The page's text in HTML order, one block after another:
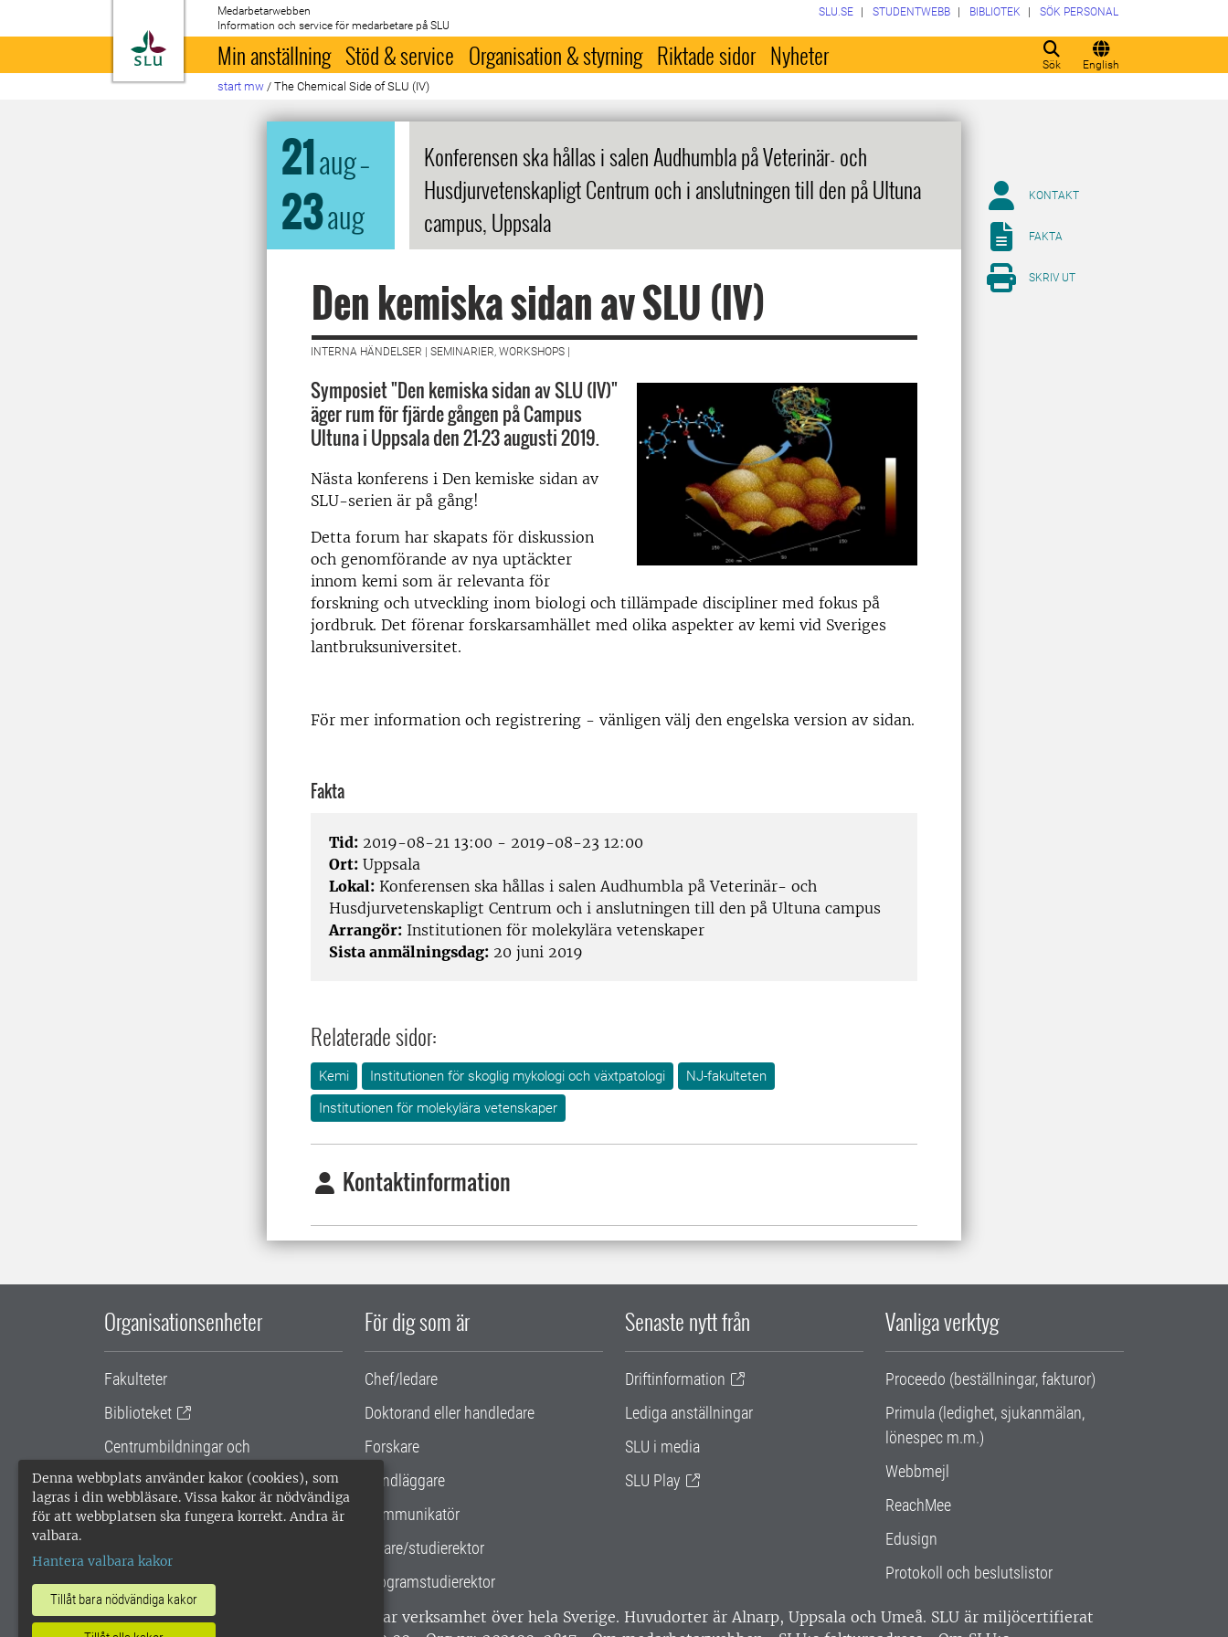
Denna webbplats använder kakor (cookies), som
lagras i din webbläsare. Vissa kakor är nödvändiga
för att webbplatsen ska fungera korrekt. Andra är
valbara.
Hantera valbara kakor
Tillåt bara nödvändiga kakor
Till startsida
Medarbetarwebben
Information och service för medarbetare på SLU
Sök English
SLU.SE STUDENTWEBB BIBLIOTEK SÖK PERSONAL
Min anställning Stöd & service Organisation & styrning Riktade sidor Nyheter
start mw / The Chemical Side of SLU (IV)
21aug–
23aug
Konferensen ska hållas i salen Audhumbla på Veterinär- och
Husdjurvetenskapligt Centrum och i anslutningen till den på Ultuna
campus, Uppsala
Den kemiska sidan av SLU (IV)
INTERNA HÄNDELSER | SEMINARIER, WORKSHOPS |
Symposiet "Den kemiska sidan av SLU (IV)"
äger rum för fjärde gången på Campus
Ultuna i Uppsala den 21-23 augusti 2019.
Nästa konferens i Den kemiske sidan av
SLU-serien är på gång!
Detta forum har skapats för diskussion
och genomförande av nya uptäckter
innom kemi som är relevanta för
forskning och utveckling inom biologi och tillämpade discipliner med fokus på
jordbruk. Det förenar forskarsamhället med olika aspekter av kemi vid Sveriges
lantbruksuniversitet.
För mer information och registrering - vänligen välj den engelska version av sidan.
Fakta
Tid: 2019-08-21 13:00 - 2019-08-23 12:00
Ort: Uppsala
Lokal: Konferensen ska hållas i salen Audhumbla på Veterinär- och
Husdjurvetenskapligt Centrum och i anslutningen till den på Ultuna campus
Arrangör: Institutionen för molekylära vetenskaper
Sista anmälningsdag: 20 juni 2019
Relaterade sidor:
Kemi Institutionen för skoglig mykologi och växtpatologi
NJ-fakulteten
Institutionen för molekylära vetenskaper
Kontaktinformation
KONTAKT
FAKTA
SKRIV UT
Organisationsenheter
Fakulteter
Biblioteket
Centrumbildningar och
samarbetsprojekt
Gemensamma verksamhetsstödet
För dig som är
Chef/ledare
Doktorand eller handledare
Forskare
Handläggare
Kommunikatör
Lärare/studierektor
Programstudierektor
Senaste nytt från
Driftinformation
Lediga anställningar
SLU i media
SLU Play
Vanliga verktyg
Proceedo (beställningar, fakturor)
Primula (ledighet, sjukanmälan,
lönespec m.m.)
Webbmejl
ReachMee
Edusign
Protokoll och beslutslistor
SLU, Sveriges lantbruksuniversitet, har verksamhet över hela Sverige. Huvudorter är Alnarp, Uppsala och Umeå. SLU är miljöcertifierat